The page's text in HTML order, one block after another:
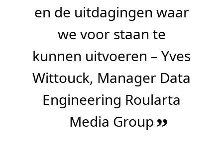
en de uitdagingen waar
we voor staan te
kunnen uitvoeren – Yves
Wittouck, Manager Data
Engineering Roularta
Media Group”